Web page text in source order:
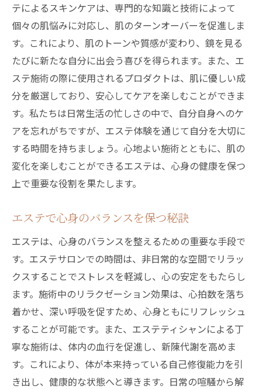
テによるスキンケアは、専門的な知識と技術によって
個々の肌悩みに対応し、肌のターンオーバーを促進しま
す。これにより、肌のトーンや質感が変わり、鏡を見る
たびに新たな自分に出会う喜びを得られます。また、エ
ステ施術の際に使用されるプロダクトは、肌に優しい成
分を厳選しており、安心してケアを楽しむことができま
す。私たちは日常生活の忙しさの中で、自分自身へのケ
アを忘れがちですが、エステ体験を通じて自分を大切に
する時間を持ちましょう。心地よい施術とともに、肌の
変化を楽しむことができるエステは、心身の健康を保つ
上で重要な役割を果たします。
エステで心身のバランスを保つ秘訣
エステは、心身のバランスを整えるための重要な手段で
す。エステサロンでの時間は、非日常的な空間でリラッ
クスすることでストレスを軽減し、心の安定をもたらし
ます。施術中のリラクゼーション効果は、心拍数を落ち
着かせ、深い呼吸を促すため、心身ともにリフレッシュ
することが可能です。また、エステティシャンによる丁
寧な施術は、体内の血行を促進し、新陳代謝を高めま
す。これにより、体が本来持っている自己修復能力を引
き出し、健康的な状態へと導きます。日常の喧騒から解